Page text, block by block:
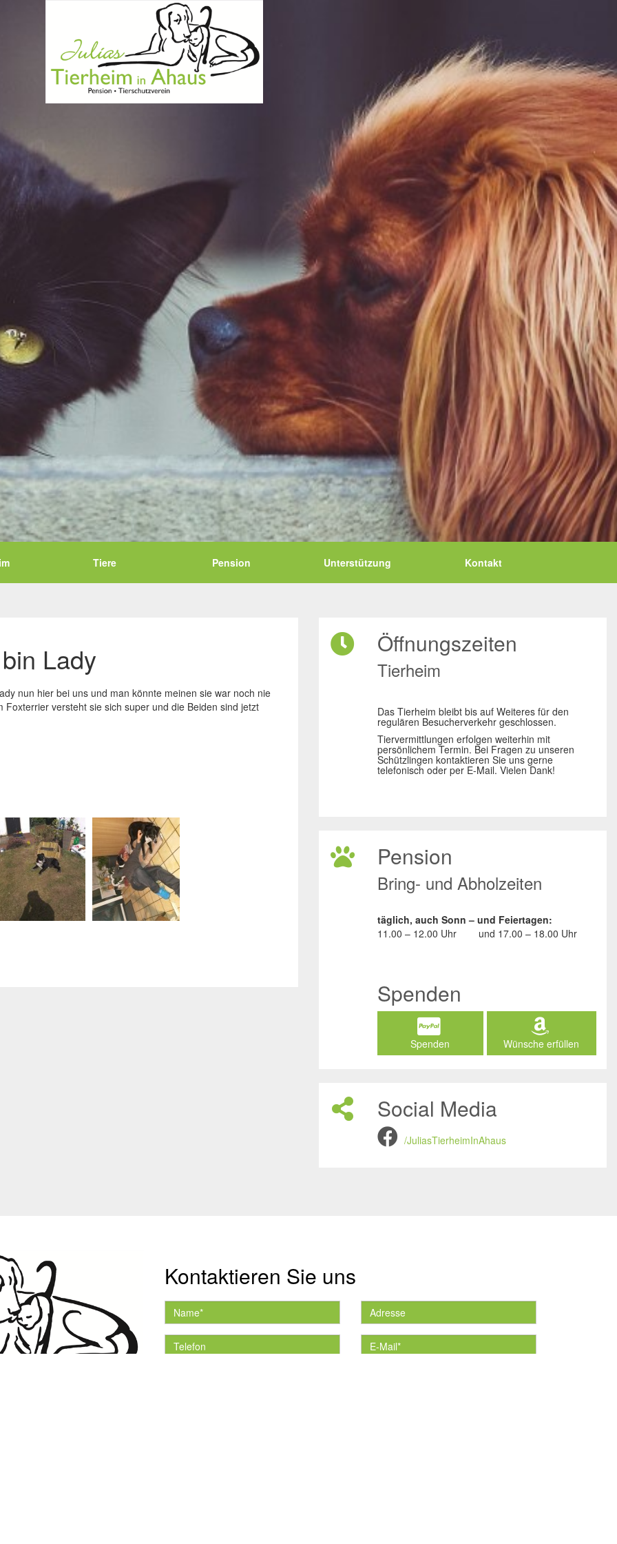
Tiere Pension Unterstützung Kontakt
Lady
nun hier bei uns und man könnte meinen sie war noch nie
Foxterrier versteht sie sich super und die Beiden sind jetzt
Öffnungszeiten
Tierheim
Das Tierheim bleibt bis auf Weiteres für den
regulären Besucherverkehr geschlossen.
Tiervermittlungen erfolgen weiterhin mit
persönlichem Termin. Bei Fragen zu unseren
Schützlingen kontaktieren Sie uns gerne
telefonisch oder per E-Mail. Vielen Dank!
Pension
Bring- und Abholzeiten
täglich, auch Sonn – und Feiertagen:
11.00 – 12.00 Uhr
und 17.00 – 18.00 Uhr
Spenden
Spenden Wünsche erfüllen
Social Media
/JuliasTierheimInAhaus
Kontaktieren Sie uns